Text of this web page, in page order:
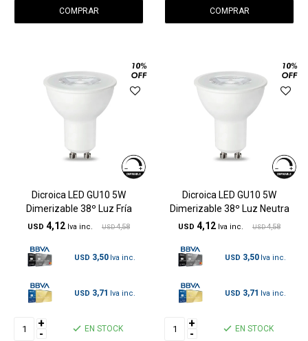
Dicroica LED GU10 5W
Dimerizable 38º Luz Fría
USD 4,12 USD 4,58
USD 3,50
USD 3,71
+
- EN STOCK
Dicroica LED GU10 5W
Dimerizable 38º Luz Neutra
USD 4,12 USD 4,58
USD 3,50
USD 3,71
+
- EN STOCK